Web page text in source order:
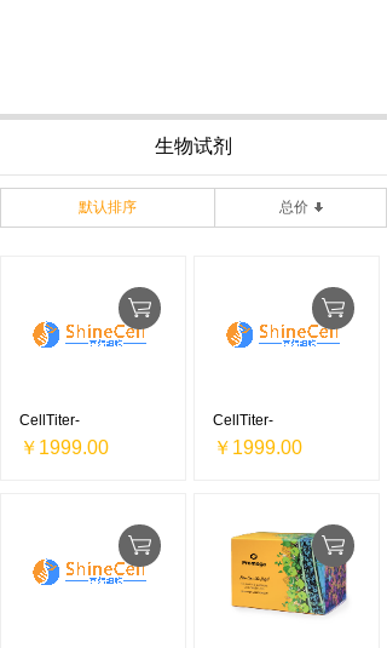
生物试剂
默认排序 总价
CellTiter-
￥1999.00
CellTiter-
￥1999.00